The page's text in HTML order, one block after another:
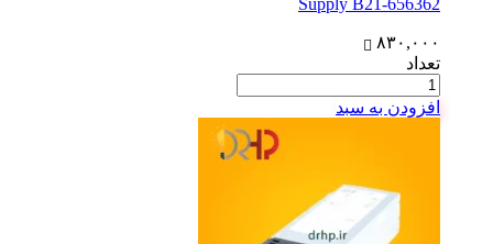
Supply B21-656362
۸۳۰,۰۰۰
تعداد
افزودن به سبد